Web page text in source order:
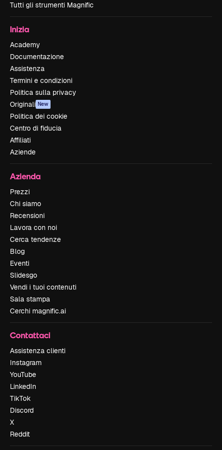
Tutti gli strumenti Magnific
Inizia
Academy
Documentazione
Assistenza
Termini e condizioni
Politica sulla privacy
Originali New
Politica dei cookie
Centro di fiducia
Affiliati
Aziende
Azienda
Prezzi
Chi siamo
Recensioni
Lavora con noi
Cerca tendenze
Blog
Eventi
Slidesgo
Vendi i tuoi contenuti
Sala stampa
Cerchi magnific.ai
Contattaci
Assistenza clienti
Instagram
YouTube
LinkedIn
TikTok
Discord
X
Reddit